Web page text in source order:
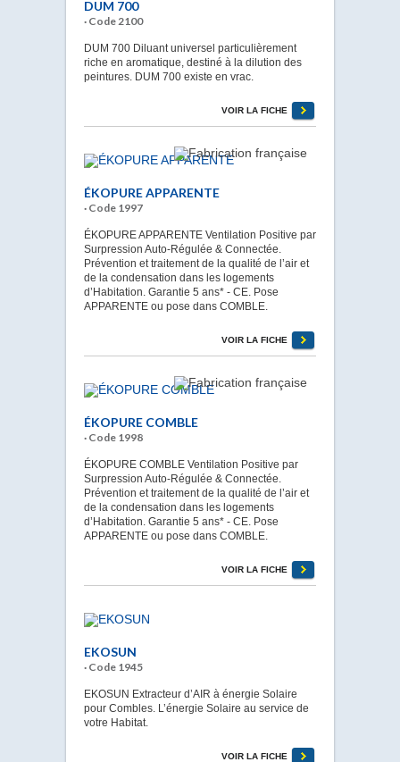
DUM 700
· Code 2100
DUM 700 Diluant universel particulièrement
riche en aromatique, destiné à la dilution des
peintures. DUM 700 existe en vrac.
VOIR LA FICHE
ÉKOPURE APPARENTE
· Code 1997
ÉKOPURE APPARENTE Ventilation Positive par
Surpression Auto-Régulée & Connectée.
Prévention et traitement de la qualité de l’air et
de la condensation dans les logements
d’Habitation. Garantie 5 ans* - CE. Pose
APPARENTE ou pose dans COMBLE.
VOIR LA FICHE
ÉKOPURE COMBLE
· Code 1998
ÉKOPURE COMBLE Ventilation Positive par
Surpression Auto-Régulée & Connectée.
Prévention et traitement de la qualité de l’air et
de la condensation dans les logements
d’Habitation. Garantie 5 ans* - CE. Pose
APPARENTE ou pose dans COMBLE.
VOIR LA FICHE
EKOSUN
· Code 1945
EKOSUN Extracteur d’AIR à énergie Solaire
pour Combles. L’énergie Solaire au service de
votre Habitat.
VOIR LA FICHE